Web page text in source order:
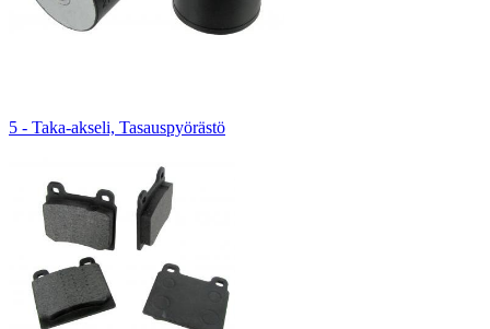
5 - Taka-akseli, Tasauspyörästö